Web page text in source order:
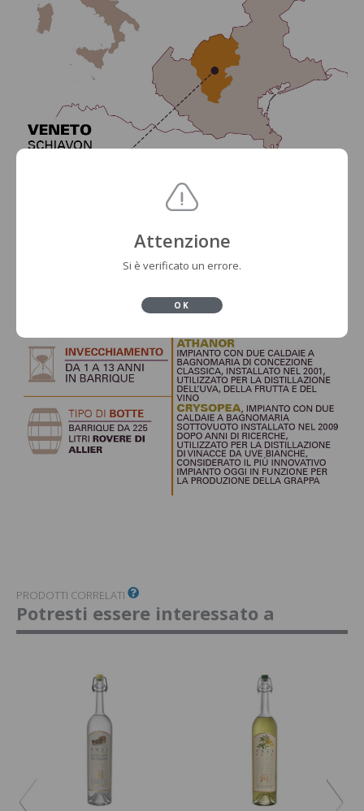
PRODOTTI CORRELATI
Potresti essere interessato a
Attenzione
Si è verificato un errore.
OK